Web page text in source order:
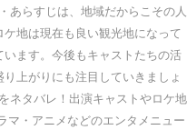
あらすじは、地域だからこその人
地は現在も良い観光地になって
ます。今後もキャストたちの活
上がりにも注目していきましょ
ネタバレ！出演キャストやロケ地
マ・アニメなどのエンタメニュー